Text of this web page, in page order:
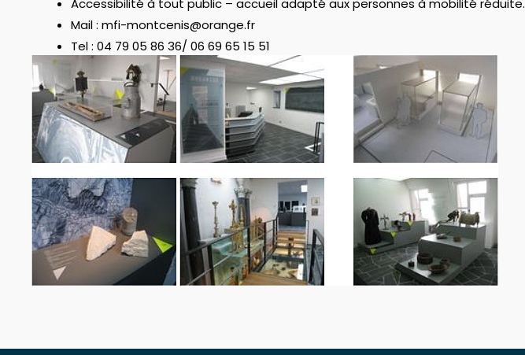
Accessibilité à tout public – accueil adapté aux personnes à mobilité réduite.
Mail : mfi-montcenis@orange.fr
Tel : 04 79 05 86 36/ 06 69 65 15 51